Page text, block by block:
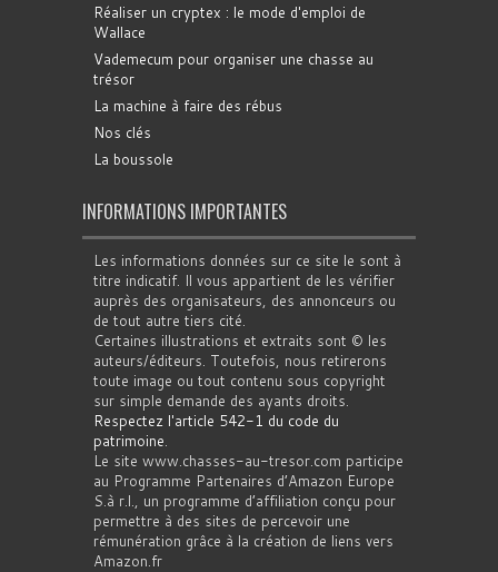
Réaliser un cryptex : le mode d'emploi de
Wallace
Vademecum pour organiser une chasse au
trésor
La machine à faire des rébus
Nos clés
La boussole
INFORMATIONS IMPORTANTES
Les informations données sur ce site le sont à
titre indicatif. Il vous appartient de les vérifier
auprès des organisateurs, des annonceurs ou
de tout autre tiers cité.
Certaines illustrations et extraits sont © les
auteurs/éditeurs. Toutefois, nous retirerons
toute image ou tout contenu sous copyright
sur simple demande des ayants droits.
Respectez l'article 542-1 du code du
patrimoine.
Le site www.chasses-au-tresor.com participe
au Programme Partenaires d’Amazon Europe
S.à r.l., un programme d’affiliation conçu pour
permettre à des sites de percevoir une
rémunération grâce à la création de liens vers
Amazon.fr